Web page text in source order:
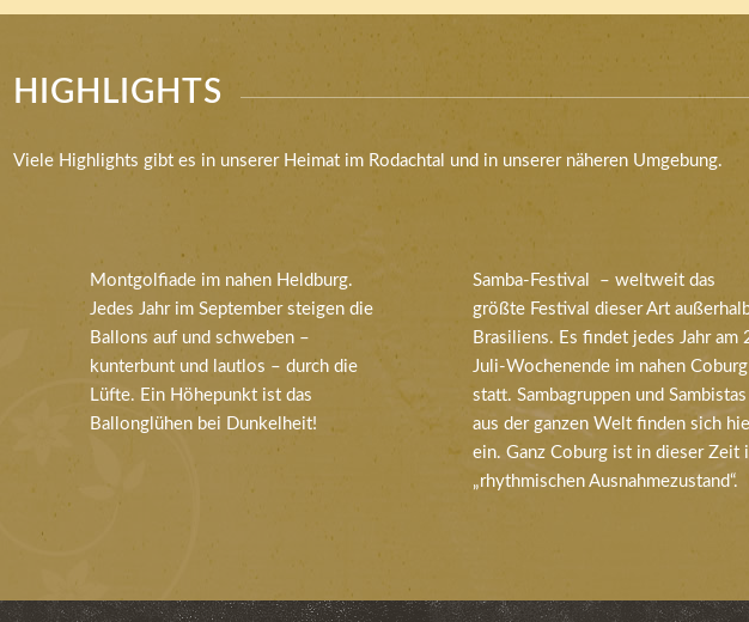
HIGHLIGHTS
Viele Highlights gibt es in unserer Heimat im Rodachtal und in unserer näheren Umgebung.
Montgolfiade im nahen Heldburg.
Jedes Jahr im September steigen die
Ballons auf und schweben –
kunterbunt und lautlos – durch die
Lüfte. Ein Höhepunkt ist das
Ballonglühen bei Dunkelheit!
Samba-Festival – weltweit das
größte Festival dieser Art
Brasiliens. Es findet jedes Jahr am
Juli-Wochenende im nahen Coburg
statt. Sambagruppen und Sambistas
aus der ganzen Welt finden sich
ein. Ganz Coburg ist in dieser Zeit
„rhythmischen Ausnahmezustand“.